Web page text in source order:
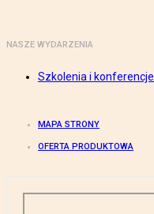
NASZE WYDARZENIA
Szkolenia i konferencje
MAPA STRONY
OFERTA PRODUKTOWA